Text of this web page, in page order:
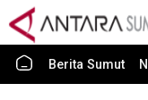
Berita Sumut